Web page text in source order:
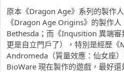
原本《Dragon Age》系列的製作
《Dragon Age Origins》的製作
Bethesda；而《Inqusition 異端
更是自立門戶了），特別是經歷《
Andromeda（質量效應：仙女座
BioWare 現在製作的遊戲，最好還